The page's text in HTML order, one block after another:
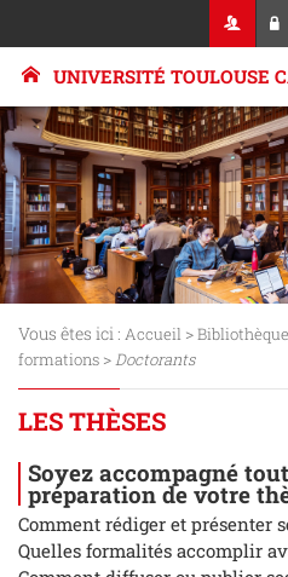
UNIVERSITÉ TOULOUSE
Vous êtes ici : Accueil >
formations >Doctorants
LES THÈSES
Soyez accompagné
préparation de votre
Comment rédiger et présenter
Quelles formalités accomplir